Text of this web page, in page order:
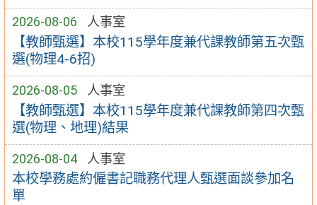
2026-08-06 人事室
【教師甄選】本校115學年度兼代課教師第五次甄
選(物理4-6招)
2026-08-05 人事室
【教師甄選】本校115學年度兼代課教師第四次甄
選(物理、地理)結果
2026-08-04 人事室
本校學務處約僱書記職務代理人甄選面談參加名
單